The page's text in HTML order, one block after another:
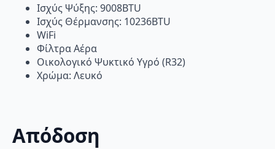
Ισχύς Ψύξης: 9008BTU
Ισχύς Θέρμανσης: 10236BTU
WiFi
Φίλτρα Αέρα
Οικολογικό Ψυκτικό Υγρό (R32)
Χρώμα: Λευκό
Απόδοση